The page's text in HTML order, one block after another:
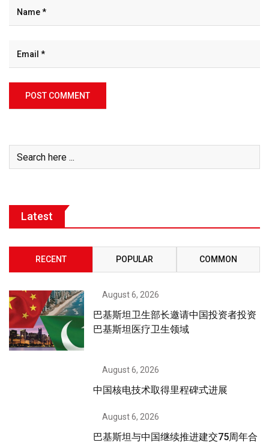
Latest
RECENT POPULAR COMMON
August 6, 2026
巴基斯坦卫生部长邀请中国投资者投资
巴基斯坦医疗卫生领域
August 6, 2026
中国核电技术取得里程碑式进展
August 6, 2026
巴基斯坦与中国继续推进建交75周年合